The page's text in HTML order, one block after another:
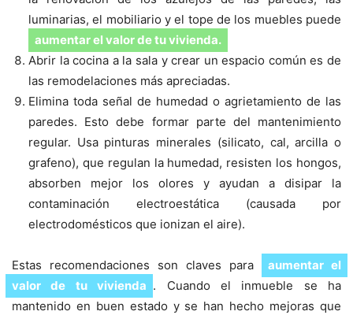
luminarias, el mobiliario y el tope de los muebles puede
aumentar el valor de tu vivienda.
Abrir la cocina a la sala y crear un espacio común es de
las remodelaciones más apreciadas.
Elimina toda señal de humedad o agrietamiento de las
paredes. Esto debe formar parte del mantenimiento
regular. Usa pinturas minerales (silicato, cal, arcilla o
grafeno), que regulan la humedad, resisten los hongos,
absorben mejor los olores y ayudan a disipar la
contaminación electroestática (causada por
electrodomésticos que ionizan el aire).
Estas recomendaciones son claves para
aumentar el
valor de tu vivienda . Cuando el inmueble se ha
mantenido en buen estado y se han hecho mejoras que